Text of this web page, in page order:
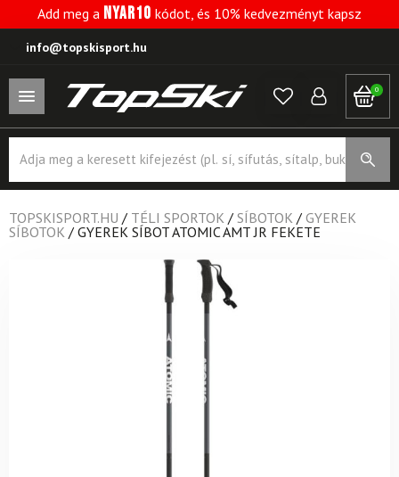
Add meg a NYAR10 kódot, és 10% kedvezményt kapsz
info@topskisport.hu
0
search
TOPSKISPORT.HU / TÉLI SPORTOK / SÍBOTOK / GYEREK
SÍBOTOK / GYEREK SÍBOT ATOMIC AMT JR FEKETE